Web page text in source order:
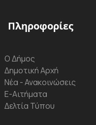
Πληροφορίες
Ο Δήμος
Δημοτική Αρχή
Νέα - Ανακοινώσεις
Ε-Αιτήματα
Δελτία Τύπου